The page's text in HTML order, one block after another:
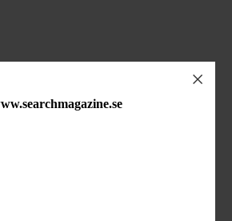
på hemmaplan:
i ILCA ...